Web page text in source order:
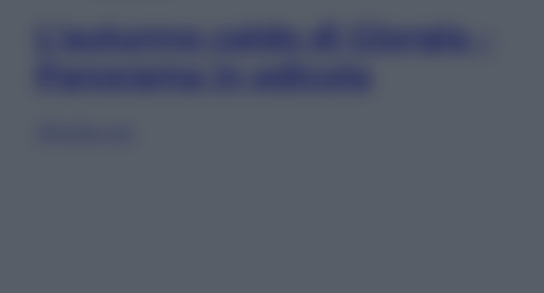
L’autunno caldo di Giorgia –